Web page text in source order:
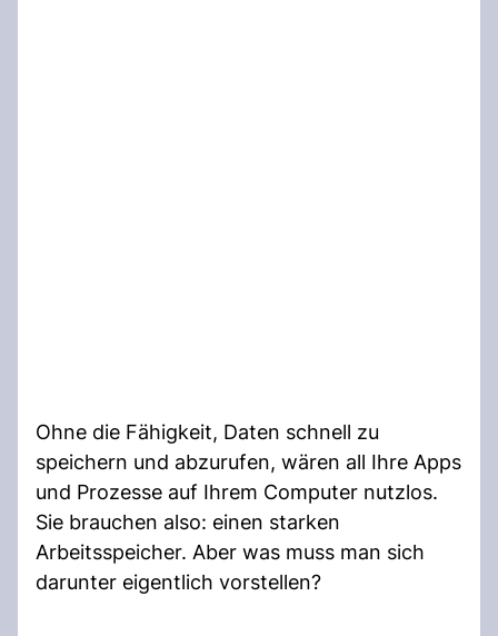
Ohne die Fähigkeit, Daten schnell zu
speichern und abzurufen, wären all Ihre Apps
und Prozesse auf Ihrem Computer nutzlos.
Sie brauchen also: einen starken
Arbeitsspeicher. Aber was muss man sich
darunter eigentlich vorstellen?